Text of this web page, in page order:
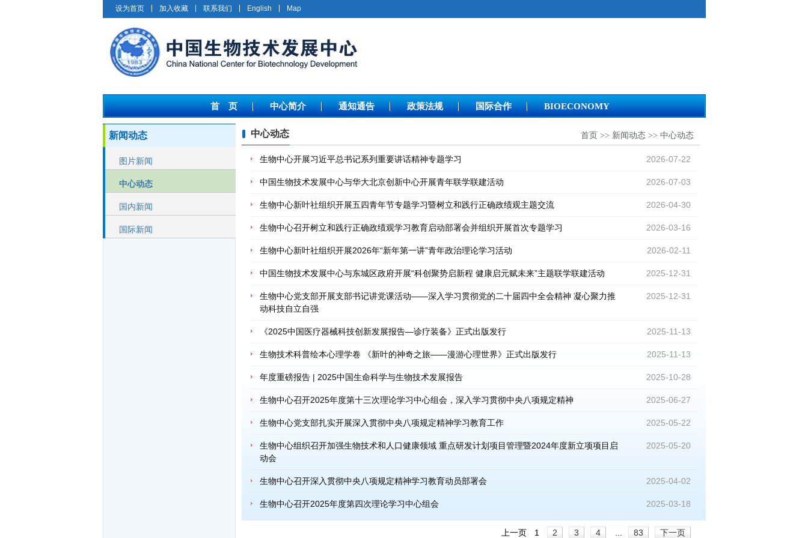
设为首页 加入收藏 联系我们 English Map
首 页 中心简介 通知通告 政策法规 国际合作 BIOECONOMY
新闻动态
图片新闻
中心动态
国内新闻
国际新闻
中心动态 首页 >> 新闻动态>> 中心动态
生物中心开展习近平总书记系列重要讲话精神专题学习 2026-07-22
中国生物技术发展中心与华大北京创新中心开展青年联学联建活动 2026-07-03
生物中心新叶社组织开展五四青年节专题学习暨树立和践行正确政绩观主题交流 2026-04-30
生物中心召开树立和践行正确政绩观学习教育启动部署会并组织开展首次专题学习 2026-03-16
生物中心新叶社组织开展2026年“新年第一讲”青年政治理论学习活动 2026-02-11
中国生物技术发展中心与东城区政府开展“科创聚势启新程 健康启元赋未来”主题联学联建活动 2025-12-31
生物中心党支部开展支部书记讲党课活动——深入学习贯彻党的二十届四中全会精神 凝心聚力推
动科技自立自强
2025-12-31
《2025中国医疗器械科技创新发展报告—诊疗装备》正式出版发行 2025-11-13
生物技术科普绘本心理学卷 《新叶的神奇之旅——漫游心理世界》正式出版发行 2025-11-13
年度重磅报告 | 2025中国生命科学与生物技术发展报告 2025-10-28
生物中心召开2025年度第十三次理论学习中心组会，深入学习贯彻中央八项规定精神 2025-06-27
生物中心党支部扎实开展深入贯彻中央八项规定精神学习教育工作 2025-05-22
生物中心组织召开加强生物技术和人口健康领域 重点研发计划项目管理暨2024年度新立项项目启
动会
2025-05-20
生物中心召开深入贯彻中央八项规定精神学习教育动员部署会 2025-04-02
生物中心召开2025年度第四次理论学习中心组会 2025-03-18
上一页 1 2 3 4 83 下一页